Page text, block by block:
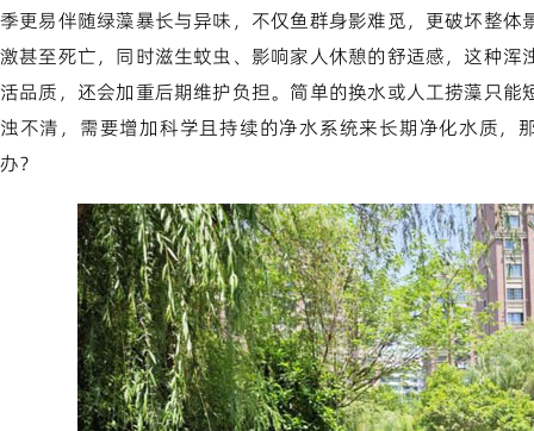
季更易伴随绿藻暴长与异味，不仅鱼群身影难觅，更破坏整
激甚至死亡，同时滋生蚊虫、影响家人休憩的舒适感，这种
活品质，还会加重后期维护负担。简单的换水或人工捞藻只
浊不清，需要增加科学且持续的净水系统来长期净化水质，
办？